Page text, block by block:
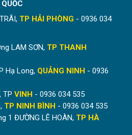
TP HẢI PHÒNG - 0936 034
LAM SƠN, TP THANH
Hạ Long, QUẢNG NINH - 0936
TP VINH - 0936 034 535
TP NINH BÌNH - 0936 034 535
1 ĐƯỜNG LÊ HOÀN, TP HÀ